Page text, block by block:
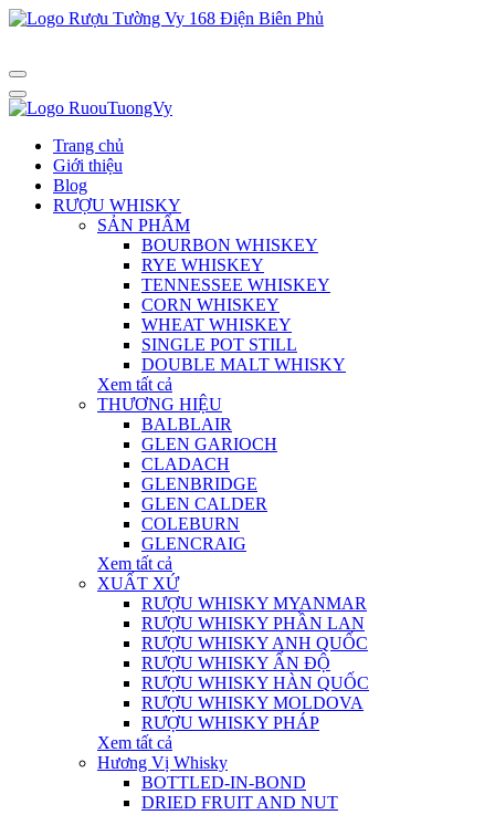
Trang chủ
Giới thiệu
Blog
RƯỢU WHISKY
SẢN PHẨM
BOURBON WHISKEY
RYE WHISKEY
TENNESSEE WHISKEY
CORN WHISKEY
WHEAT WHISKEY
SINGLE POT STILL
DOUBLE MALT WHISKY
Xem tất cả
THƯƠNG HIỆU
BALBLAIR
GLEN GARIOCH
CLADACH
GLENBRIDGE
GLEN CALDER
COLEBURN
GLENCRAIG
Xem tất cả
XUẤT XỨ
RƯỢU WHISKY MYANMAR
RƯỢU WHISKY PHẦN LAN
RƯỢU WHISKY ANH QUỐC
RƯỢU WHISKY ẤN ĐỘ
RƯỢU WHISKY HÀN QUỐC
RƯỢU WHISKY MOLDOVA
RƯỢU WHISKY PHÁP
Xem tất cả
Hương Vị Whisky
BOTTLED-IN-BOND
DRIED FRUIT AND NUT